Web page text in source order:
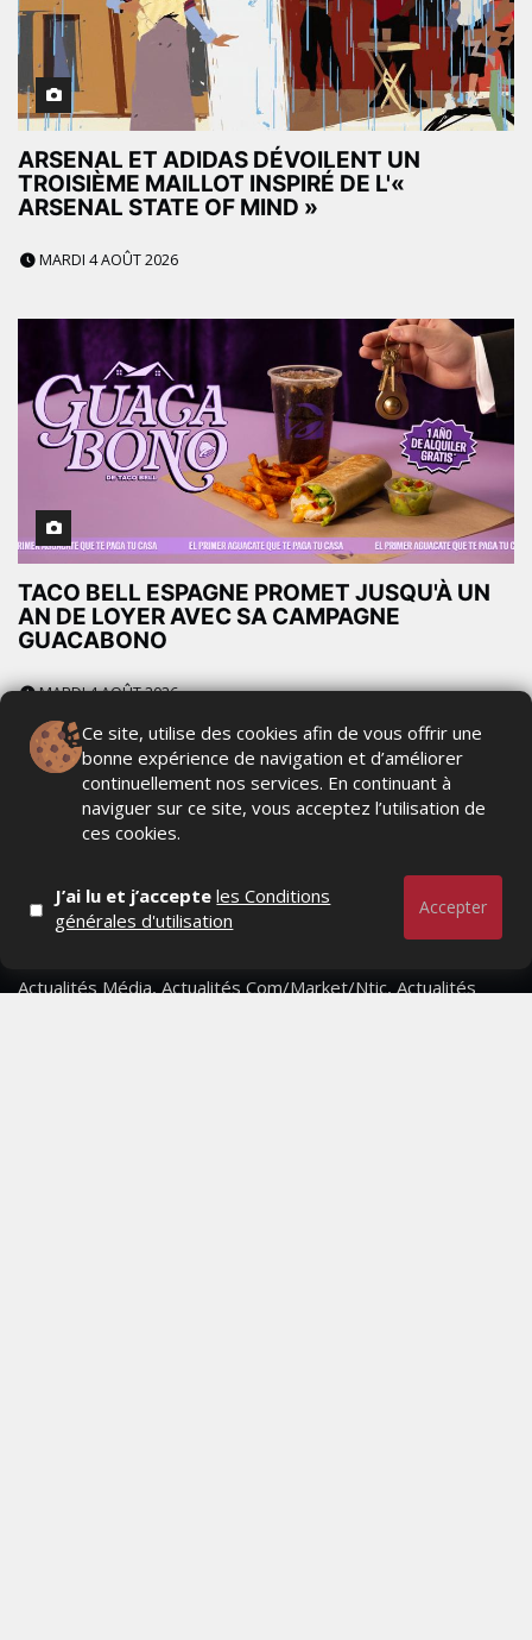
ARSENAL ET ADIDAS DÉVOILENT UN
TROISIÈME MAILLOT INSPIRÉ DE L'«
ARSENAL STATE OF MIND »
MARDI 4 AOÛT 2026
TACO BELL ESPAGNE PROMET JUSQU'À UN
AN DE LOYER AVEC SA CAMPAGNE
GUACABONO
MARDI 4 AOÛT 2026
Ce site, utilise des cookies afin de vous offrir une
bonne expérience de navigation et d’améliorer
continuellement nos services. En continuant à
naviguer sur ce site, vous acceptez l’utilisation de
ces cookies.
J’ai lu et j’accepteles Conditions
générales d'utilisation
Accepter
Actualités Média, Actualités Com/Market/Ntic, Actualités